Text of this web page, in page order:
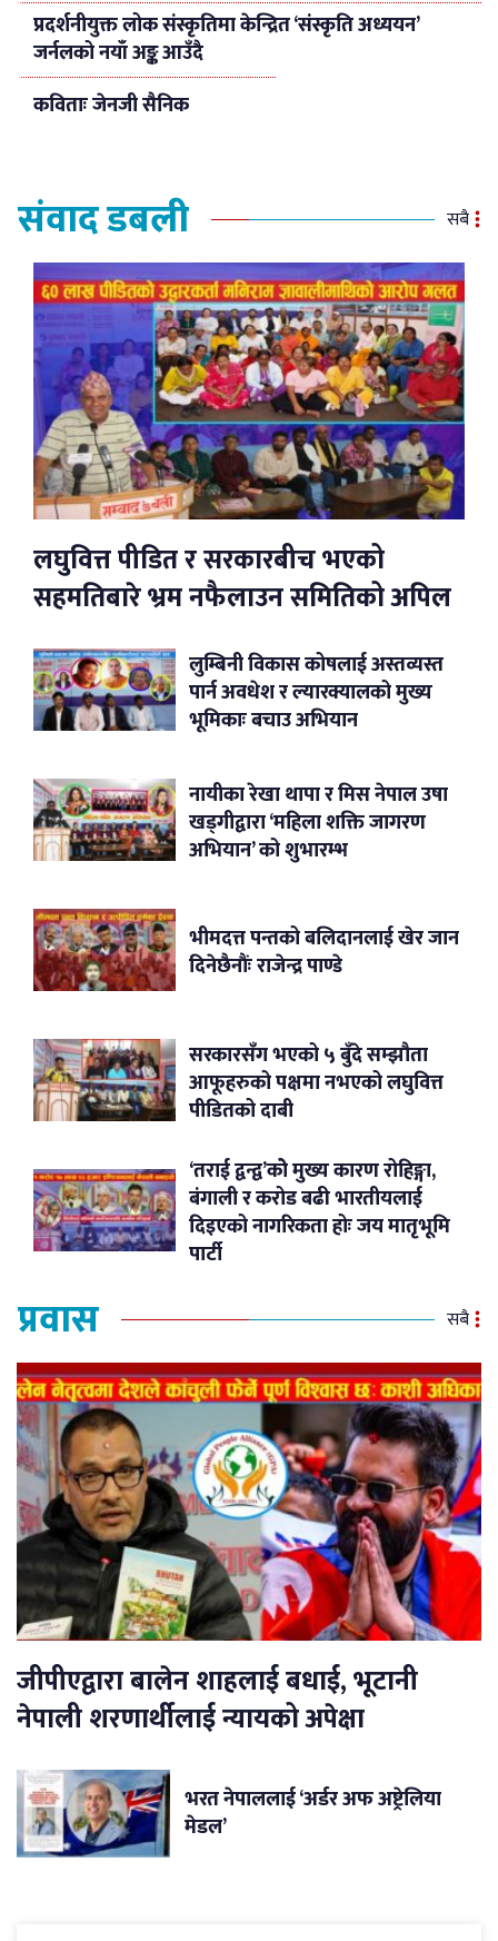
प्रदर्शनीयुक्त लोक संस्कृतिमा केन्द्रित ‘संस्कृति अध्ययन’
जर्नलको नयाँ अङ्क आउँदै
कविताः जेनजी सैनिक
संवाद डबली सबै
लघुवित्त पीडित र सरकारबीच भएको
सहमतिबारे भ्रम नफैलाउन समितिको अपिल
लुम्बिनी विकास कोषलाई अस्तव्यस्त
पार्न अवधेश र ल्यारक्यालको मुख्य
भूमिकाः बचाउ अभियान
नायीका रेखा थापा र मिस नेपाल उषा
खड्गीद्वारा ‘महिला शक्ति जागरण
अभियान’ को शुभारम्भ
भीमदत्त पन्तको बलिदानलाई खेर जान
दिनेछैनौंः राजेन्द्र पाण्डे
सरकारसँग भएको ५ बुँदे सम्झौता
आफूहरुको पक्षमा नभएको लघुवित्त
पीडितको दाबी
‘तराई द्वन्द्व’कोे मुख्य कारण रोहिङ्गा,
बंगाली र करोड बढी भारतीयलाई
दिइएको नागरिकता होः जय मातृभूमि
पार्टी
प्रवास सबै
जीपीएद्वारा बालेन शाहलाई बधाई, भूटानी
नेपाली शरणार्थीलाई न्यायको अपेक्षा
भरत नेपाललाई ‘अर्डर अफ अष्ट्रेलिया
मेडल’